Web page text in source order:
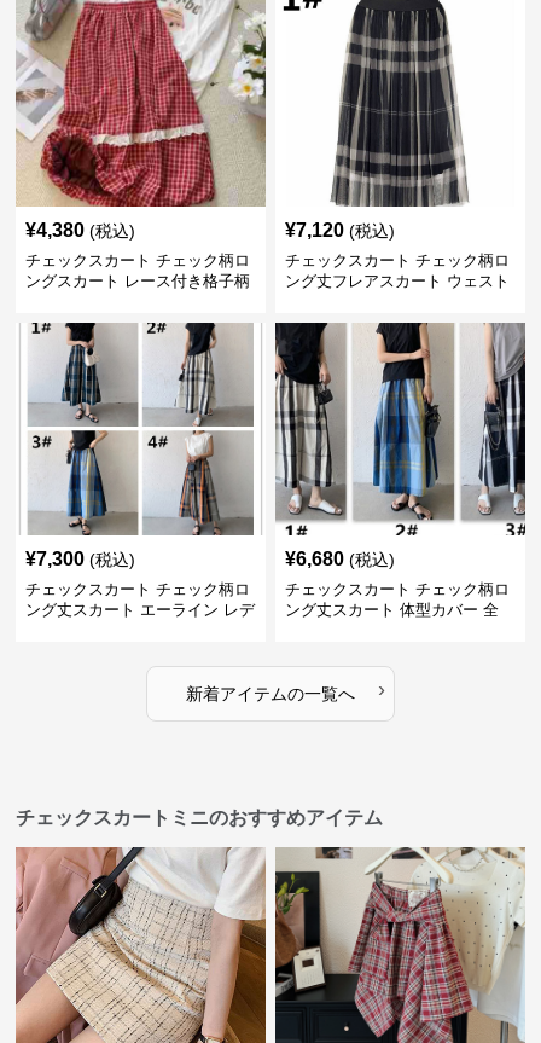
¥4,380 (税込)
チェックスカート チェック柄ロ
ングスカート レース付き格子柄
¥7,120 (税込)
チェックスカート チェック柄ロ
ング丈フレアスカート ウェスト
¥7,300 (税込)
チェックスカート チェック柄ロ
ング丈スカート エーライン レデ
¥6,680 (税込)
チェックスカート チェック柄ロ
ング丈スカート 体型カバー 全
新着アイテムの一覧へ ›
チェックスカートミニのおすすめアイテム